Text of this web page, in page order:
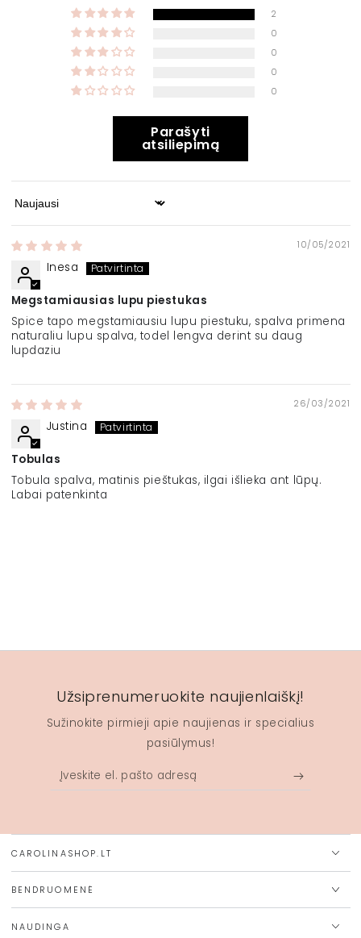
2
0
0
0
0
Parašyti
atsiliepimą
Sort by
10/05/2021
Inesa
Megstamiausias lupu piestukas
Spice tapo megstamiausiu lupu piestuku, spalva primena
naturaliu lupu spalva, todel lengva derint su daug
lupdaziu
26/03/2021
Justina
Tobulas
Tobula spalva, matinis pieštukas, ilgai išlieka ant lūpų.
Labai patenkinta
Užsiprenumeruokite naujienlaiškį!
Sužinokite pirmieji apie naujienas ir specialius
pasiūlymus!
Įveskite
el.
CAROLINASHOP.LT
BENDRUOMENĖ
NAUDINGA